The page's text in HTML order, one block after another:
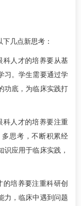
几点新思考：
科人才的培养要从基
习。学生需要通过学
功底，为临床实践打
科人才的培养要注重
思考，不断积累经
应用于临床实践，
培养要注重科研创
力，临床中遇到问题